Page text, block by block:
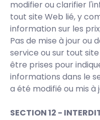
modifier ou clarifier
tout site Web lié, y
information sur les
Pas de mise à jour ou
service ou sur tout
être prises pour
informations dans le
a été modifié ou mis à
SECTION 12 -